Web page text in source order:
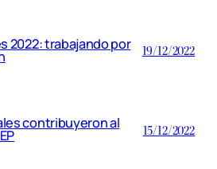
2022: trabajando por 19/12/2022
contribuyeron al 15/12/2022